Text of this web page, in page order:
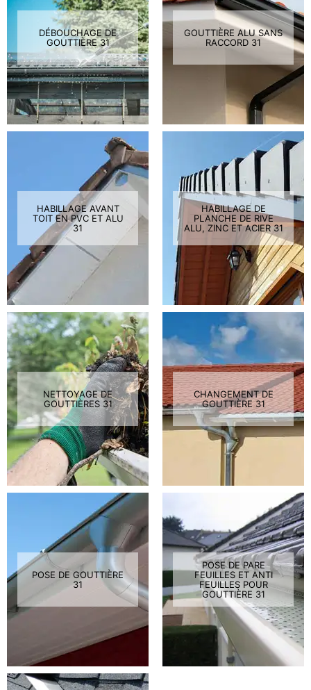
DÉBOUCHAGE DE
GOUTTIÈRE 31
GOUTTIÈRE ALU SANS
RACCORD 31
HABILLAGE AVANT
TOIT EN PVC ET ALU
31
HABILLAGE DE
PLANCHE DE RIVE
ALU, ZINC ET ACIER 31
NETTOYAGE DE
GOUTTIÈRES 31
CHANGEMENT DE
GOUTTIÈRE 31
POSE DE GOUTTIÈRE
31
POSE DE PARE
FEUILLES ET ANTI
FEUILLES POUR
GOUTTIÈRE 31